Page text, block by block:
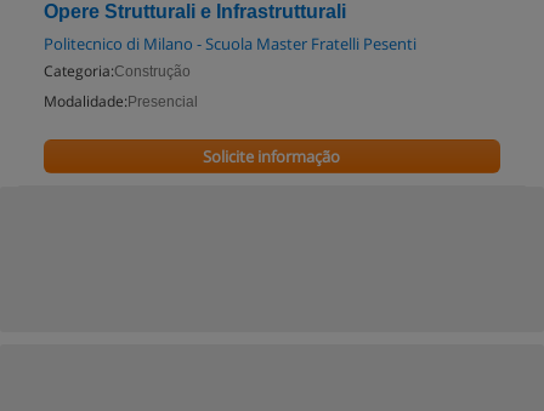
Opere Strutturali e Infrastrutturali
Politecnico di Milano - Scuola Master Fratelli Pesenti
Categoria:Construção
Modalidade: Presencial
Solicite informação